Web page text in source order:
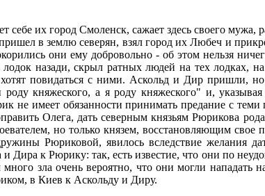
их город Смоленск, сажает здесь своего мужа,
в землю северян, взял город их Любеч и
они ему добровольно - об этом нельзя
назади, скрыл ратных людей на тех лодках,
повидаться с ними. Аскольд и Дир пришли,
княжеского, а я роду княжеского" и,
имеет обязанности принимать предание с теми
Олега, дать северным князьям Рюрикова
но только князем, восстановляющим свое
Рюриковой, явилось вследствие желания
к Рюрику: так, есть известие, что они по
зла очень вероятно, что они могли
в Киев к Аскольду и Диру.